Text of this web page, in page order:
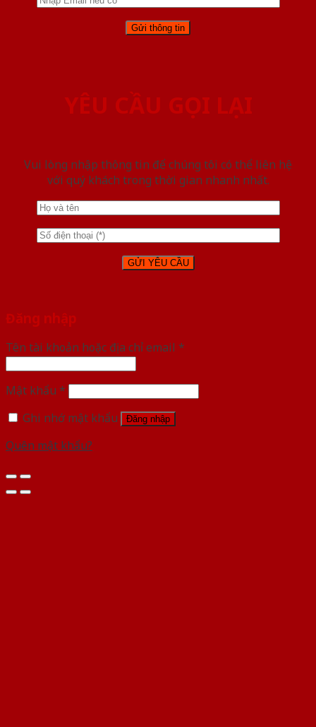
YÊU CẦU GỌI LẠI
Vui lòng nhập thông tin để chúng tôi có thể liên hệ
với quý khách trong thời gian nhanh nhất.
Đăng nhập
Tên tài khoản hoặc địa chỉ email *
Mật khẩu *
Ghi nhớ mật khẩu
Đăng nhập
Quên mật khẩu?